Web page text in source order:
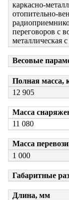
каркасно-
отопительно-
переговоров с
металлическая
Весовые
Полная масса,
12 905
Масса
11 080
Масса
1 000
Габаритные
Длина, мм